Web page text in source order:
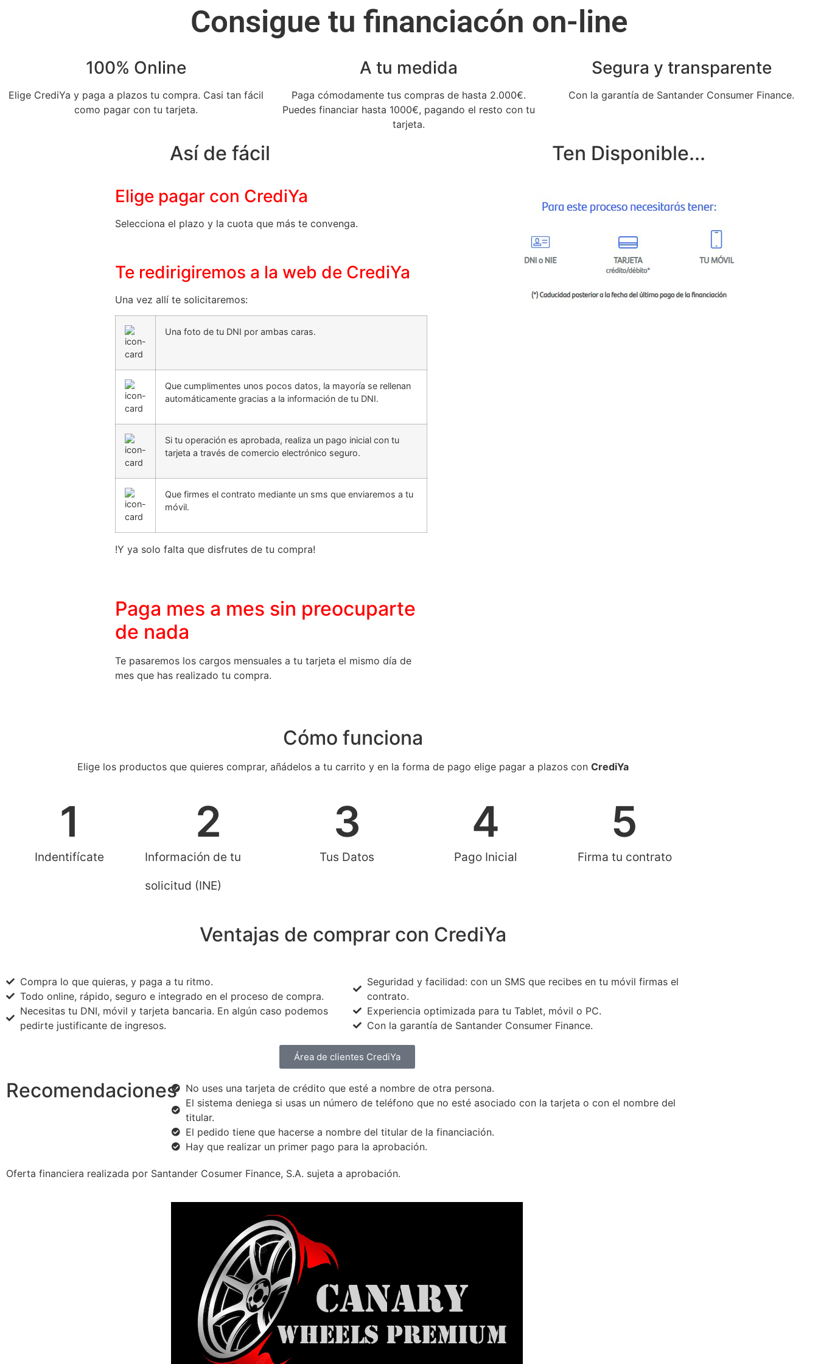
Consigue tu financiacón on-line
100% Online
Elige CrediYa y paga a plazos tu compra. Casi tan fácil
como pagar con tu tarjeta.
A tu medida
Paga cómodamente tus compras de hasta 2.000€.
Puedes financiar hasta 1000€, pagando el resto con tu
tarjeta.
Segura y transparente
Con la garantía de Santander Consumer Finance.
Así de fácil
Elige pagar con CrediYa
Selecciona el plazo y la cuota que más te convenga.
Te redirigiremos a la web de CrediYa
Una vez allí te solicitaremos:
Una foto de tu DNI por ambas caras.
Que cumplimentes unos pocos datos, la mayoría se rellenan
automáticamente gracias a la información de tu DNI.
Si tu operación es aprobada, realiza un pago inicial con tu
tarjeta a través de comercio electrónico seguro.
Que firmes el contrato mediante un sms que enviaremos a tu
móvil.
!Y ya solo falta que disfrutes de tu compra!
Paga mes a mes sin preocuparte
de nada
Te pasaremos los cargos mensuales a tu tarjeta el mismo día de
mes que has realizado tu compra.
Ten Disponible...
Cómo funciona
Elige los productos que quieres comprar, añádelos a tu carrito y en la forma de pago elige pagar a plazos con CrediYa
Indentifícate
1
Información de tu
solicitud (INE)
2
Tus Datos
3
Pago Inicial
4
Firma tu contrato
5
Ventajas de comprar con CrediYa
Compra lo que quieras, y paga a tu ritmo.
Todo online, rápido, seguro e integrado en el proceso de compra.
Necesitas tu DNI, móvil y tarjeta bancaria. En algún caso podemos
pedirte justificante de ingresos.
Seguridad y facilidad: con un SMS que recibes en tu móvil firmas el
contrato.
Experiencia optimizada para tu Tablet, móvil o PC.
Con la garantía de Santander Consumer Finance.
Área de clientes CrediYa
Recomendaciones
No uses una tarjeta de crédito que esté a nombre de otra persona.
El sistema deniega si usas un número de teléfono que no esté asociado con la tarjeta o con el nombre del
titular.
El pedido tiene que hacerse a nombre del titular de la financiación.
Hay que realizar un primer pago para la aprobación.
Oferta financiera realizada por Santander Cosumer Finance, S.A. sujeta a aprobación.